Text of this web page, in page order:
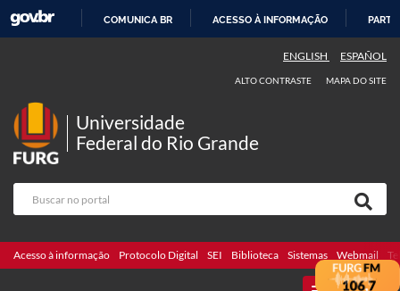
COMUNICA BR ACESSO À INFORMAÇÃO
ENGLISH ESPAÑOL
ALTO CONTRASTE MAPA DO SITE
Universidade
Federal do Rio Grande
Acesso à informação Protocolo Digital SEI Biblioteca Sistemas Webmail